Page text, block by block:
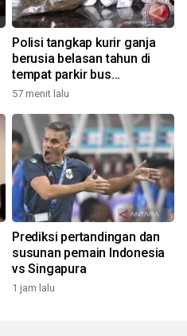
Polisi tangkap kurir ganja
berusia belasan tahun di
tempat parkir bus
Tangerang
57 menit lalu
Prediksi pertandingan dan
susunan pemain Indonesia
vs Singapura
1 jam lalu